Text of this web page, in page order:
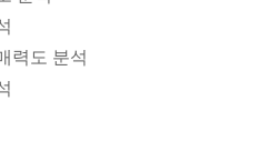
력도 분석